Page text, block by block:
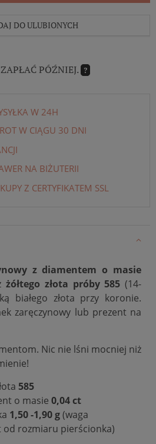
DO ULUBIONYCH
PÓŹNIEJ. ?
W 24H
W CIĄGU 30 DNI
NA BIŻUTERII
Z CERTYFIKATEM SSL
z diamentem o masie
żółtego złota próby 585 (14-
białego złota przy koronie.
zaręczynowy lub prezent na
Nic nie lśni mocniej niż
585
o masie 0,04 ct
1,50 -1,90 g(waga
od rozmiaru pierścionka)